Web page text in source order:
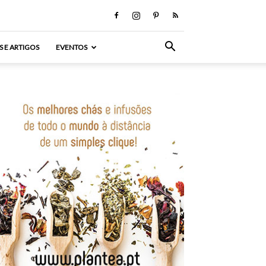
E ARTIGOS EVENTOS